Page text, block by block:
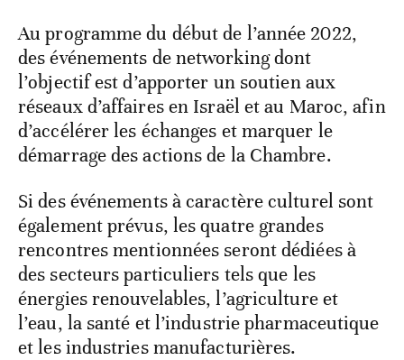
Au programme du début de l’année 2022,
des événements de networking dont
l’objectif est d’apporter un soutien aux
réseaux d’affaires en Israël et au Maroc, afin
d’accélérer les échanges et marquer le
démarrage des actions de la Chambre.
Si des événements à caractère culturel sont
également prévus, les quatre grandes
rencontres mentionnées seront dédiées à
des secteurs particuliers tels que les
énergies renouvelables, l’agriculture et
l’eau, la santé et l’industrie pharmaceutique
et les industries manufacturières.